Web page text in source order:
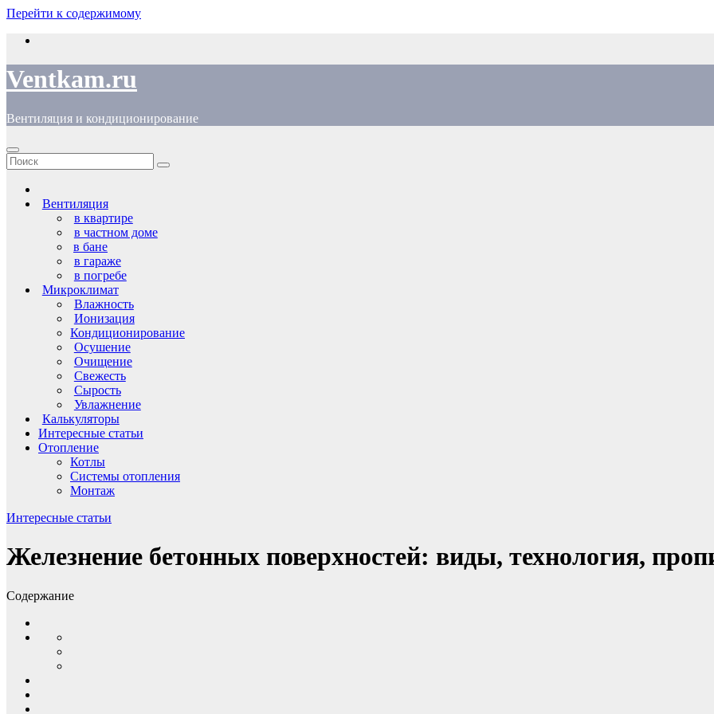
Перейти к содержимому
Ventkam.ru
Вентиляция и кондиционирование
Вентиляция
в квартире
в частном доме
в бане
в гараже
в погребе
Микроклимат
Влажность
Ионизация
Кондиционирование
Осушение
Очищение
Свежесть
Сырость
Увлажнение
Калькуляторы
Интересные статьи
Отопление
Котлы
Системы отопления
Монтаж
Интересные статьи
Железнение бетонных поверхностей: виды, технология,
Содержание